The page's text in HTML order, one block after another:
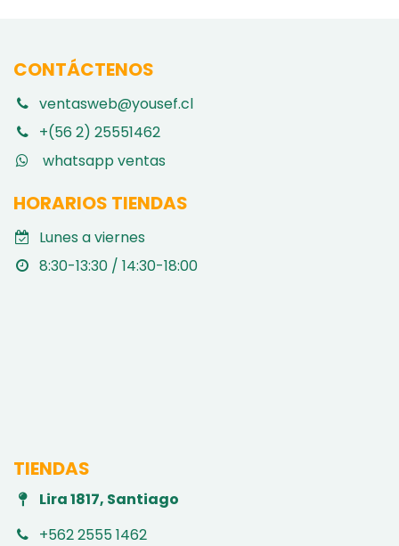
CONTÁCTENOS
ventasweb@yousef.cl
+(56 2) 25551462
whatsapp ventas
HORARIOS TIENDAS
Lunes a viernes
8:30-13:30 / 14:30-18:00
TIENDAS
Lira 1817, Santiago
+562 2555 1462